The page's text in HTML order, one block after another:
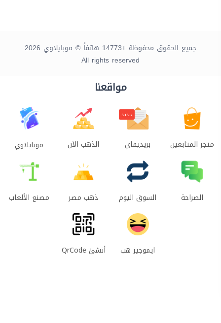
جميع الحقوق محفوظة +14773 هاتفاً © موبايلاوي 2026
All rights reserved